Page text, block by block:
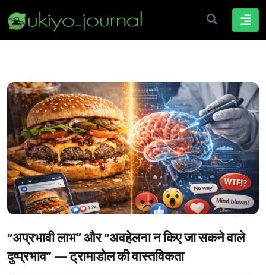
“अप्रभावी लाभ” और “अवहेलना न किए जा सकने वाले
दुष्प्रभाव” ― ट्रामाडोल की वास्तविकता